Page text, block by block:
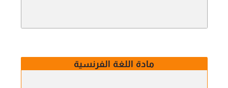
مادة اللغة الفرنسية